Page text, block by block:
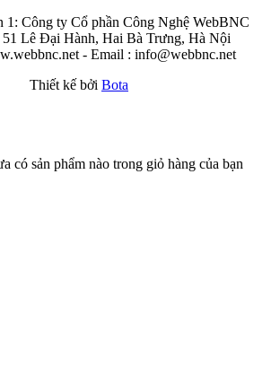
1: Công ty Cổ phần Công Nghệ WebBNC
51 Lê Đại Hành, Hai Bà Trưng, Hà Nội
- Email : info@webbnc.net
Thiết kế bởi Bota
có sản phẩm nào trong giỏ hàng của bạn